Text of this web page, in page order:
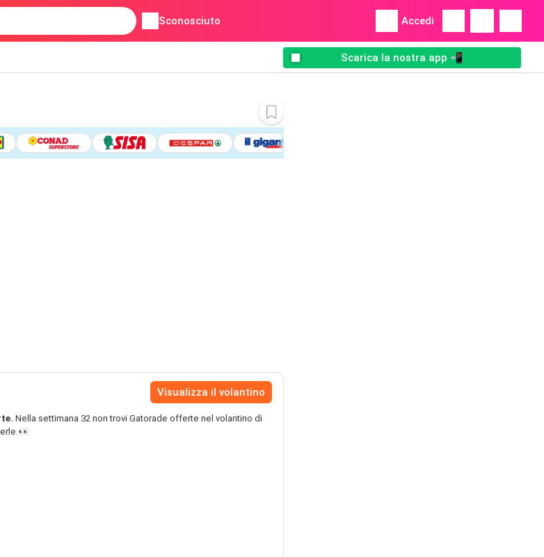
Sconosciuto Accedi
Scarica la nostra app 📲
Visualizza il volantino
Nella settimana 32 non trovi Gatorade offerte nel volantino di